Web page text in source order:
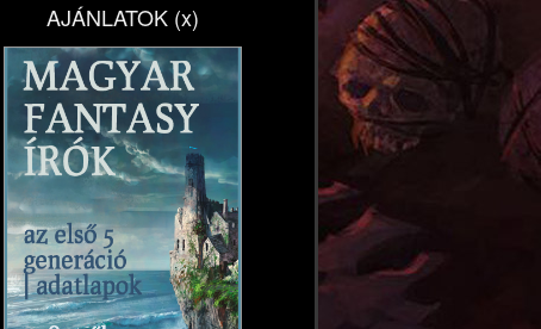
AJÁNLATOK (x)